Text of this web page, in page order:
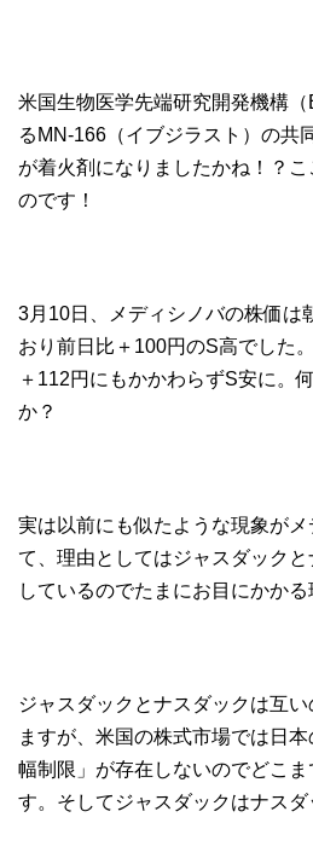
米国生物医学先端研究開発機構
るMN‐166（イブジラスト）の共
が着火剤になりましたかね！？
のです！
3月10日、メディシノバの株価は
おり前日比＋100円のS高でした
＋112円にもかかわらずS安に。
か？
実は以前にも似たような現象が
て、理由としてはジャスダック
しているのでたまにお目にかかる
ジャスダックとナスダックは互
ますが、米国の株式市場では日
幅制限」が存在しないのでどこ
す。そしてジャスダックはナスダ